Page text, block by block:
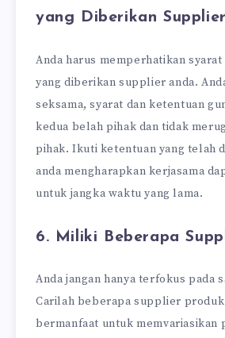
yang Diberikan Supplier
Anda harus memperhatikan
yang diberikan supplier anda.
seksama, syarat dan ketentuan
kedua belah pihak dan tidak
pihak. Ikuti ketentuan yang telah
anda mengharapkan kerjasama
untuk jangka waktu yang lama.
6. Miliki Beberapa
Anda jangan hanya terfokus pada
Carilah beberapa supplier
bermanfaat untuk memvariasikan